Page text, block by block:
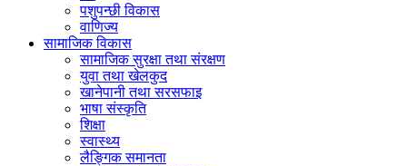
पशुपन्छी विकास
वाणिज्य
सामाजिक विकास
सामाजिक सुरक्षा तथा संरक्षण
युवा तथा खेलकुद
खानेपानी तथा सरसफाइ
भाषा संस्कृति
शिक्षा
स्वास्थ्य
लैङ्गिक समानता